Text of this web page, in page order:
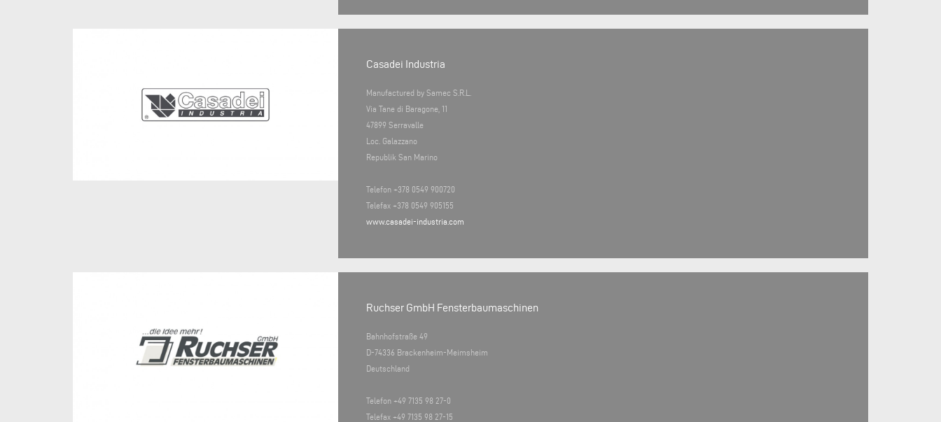
Casadei Industria
Manufactured by Samec S.R.L.
Via Tane di Baragone, 11
47899 Serravalle
Loc. Galazzano
Republik San Marino
Telefon +378 0549 900720
Telefax +378 0549 905155
www.casadei-industria.com
Ruchser GmbH Fensterbaumaschinen
Bahnhofstraße 49
D-74336 Brackenheim-Meimsheim
Deutschland
Telefon +49 7135 98 27-0
Telefax +49 7135 98 27-15